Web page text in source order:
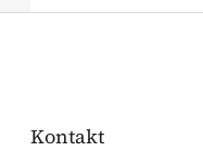
Kontakt